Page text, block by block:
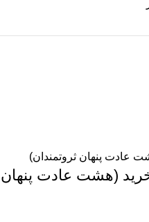
خرید (هشت عادت پنهان